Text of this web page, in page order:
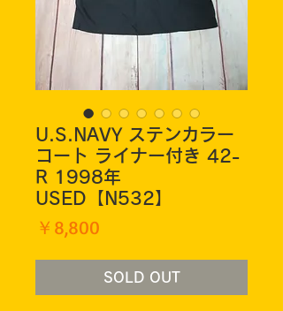
U.S.NAVY ステンカラー
コート ライナー付き 42-
R 1998年
USED【N532】
￥8,800
SOLD OUT